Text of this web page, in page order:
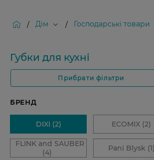
/ Дім / Господарські товари
Губки для кухні
Прибрати фільтри